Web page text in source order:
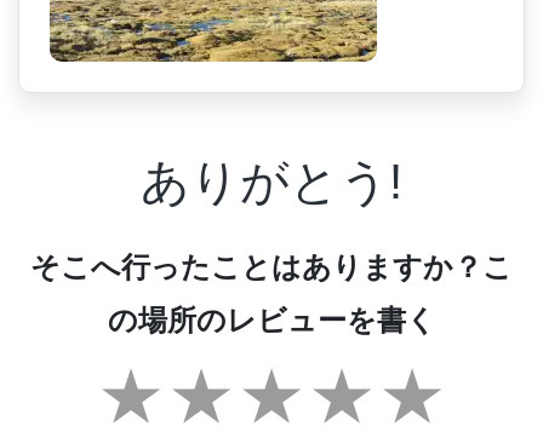
ありがとう!
そこへ行ったことはありますか？こ
の場所のレビューを書く